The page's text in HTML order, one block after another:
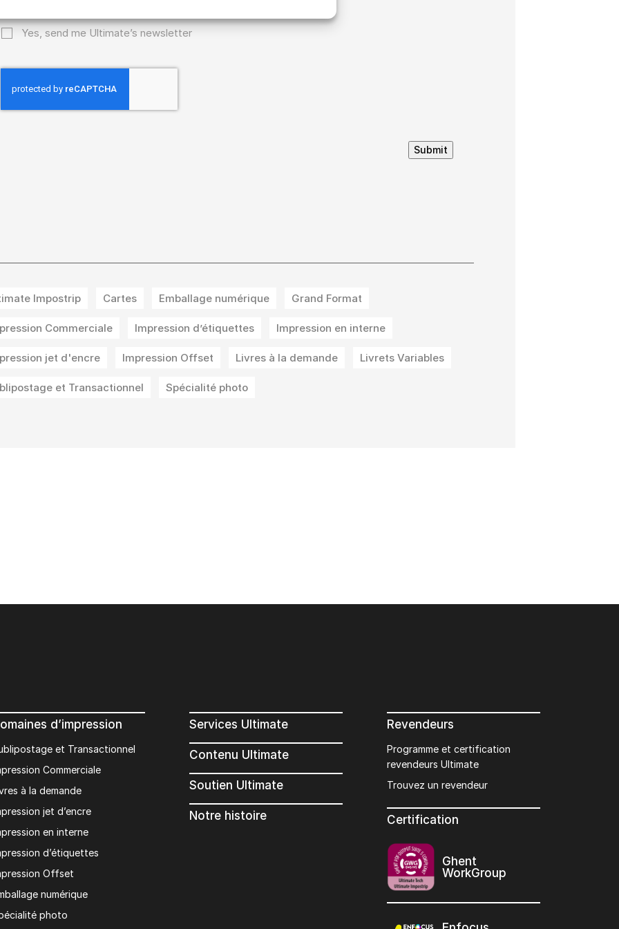
Yes, send me Ultimate’s newsletter
Submit
Impostrip Cartes Emballage numérique Grand Format
Commerciale Impression d’étiquettes Impression en interne
jet d'encre Impression Offset Livres à la demande Livrets Variables
et Transactionnel Spécialité photo
d’impression
et Transactionnel
Commerciale
à la demande
jet d’encre
en interne
d’étiquettes
Offset
numérique
photo
Services Ultimate
Contenu Ultimate
Soutien Ultimate
Notre histoire
Revendeurs
Programme et certification
revendeurs Ultimate
Trouvez un revendeur
Certification
Ghent
WorkGroup